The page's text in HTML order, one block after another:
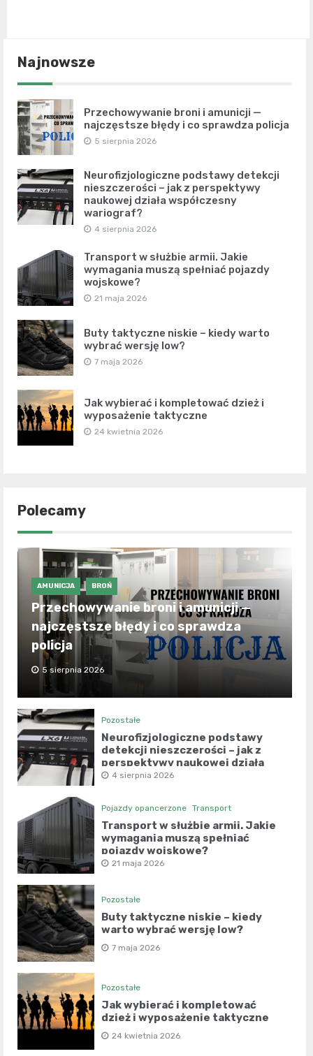
Najnowsze
Przechowywanie broni i amunicji —
najczęstsze błędy i co sprawdza policja
5 sierpnia 2026
Neurofizjologiczne podstawy detekcji
nieszczerości – jak z perspektywy
naukowej działa współczesny
wariograf?
4 sierpnia 2026
Transport w służbie armii. Jakie
wymagania muszą spełniać pojazdy
wojskowe?
21 maja 2026
Buty taktyczne niskie – kiedy warto
wybrać wersję low?
7 maja 2026
Jak wybierać i kompletować dzież i
wyposażenie taktyczne
24 kwietnia 2026
Polecamy
AMUNICJA BROŃ
Przechowywanie broni i amunicji —
najczęstsze błędy i co sprawdza
policja
5 sierpnia 2026
Pozostałe
Neurofizjologiczne podstawy
detekcji nieszczerości – jak z
perspektywy naukowej działa
współczesny wariograf?
4 sierpnia 2026
Pojazdy opancerzone Transport
Transport w służbie armii. Jakie
wymagania muszą spełniać
pojazdy wojskowe?
21 maja 2026
Pozostałe
Buty taktyczne niskie – kiedy
warto wybrać wersję low?
7 maja 2026
Pozostałe
Jak wybierać i kompletować
dzież i wyposażenie taktyczne
24 kwietnia 2026